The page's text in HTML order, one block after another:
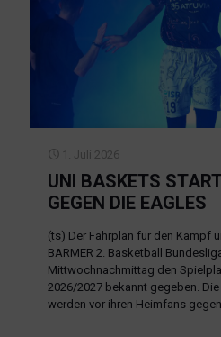
1. Juli 2026
UNI BASKETS
GEGEN DIE EAGLES
(ts) Der Fahrplan für den Kampf
BARMER 2. Basketball
Mittwochnachmittag den
2026/2027 bekannt gegeben.
werden vor ihren Heimfans gegen